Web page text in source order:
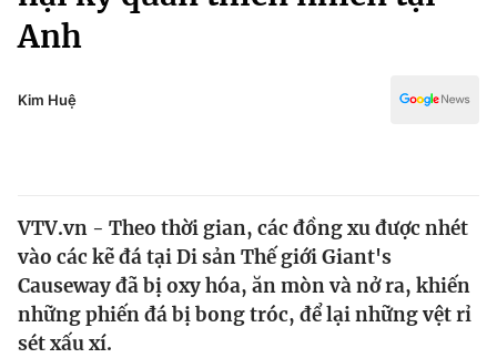
Xã hội
Pháp luật
Thế giới
Tin tức
Thế giới đó đây
Kinh tế
Tài chính
Văn hóa - Giải trí
Anh
Kim Huệ
VTV.vn - Theo thời gian, các đồng xu được nhét
vào các kẽ đá tại Di sản Thế giới Giant's
Causeway đã bị oxy hóa, ăn mòn và nở ra, khiến
những phiến đá bị bong tróc, để lại những vệt rỉ
sét xấu xí.